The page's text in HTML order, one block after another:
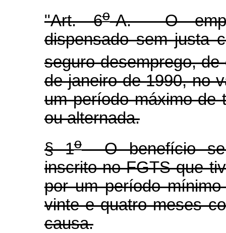
"Art. 6o-A. O
dispensado sem justa
seguro-desemprego,
de janeiro de 1990, no
um período máximo de
ou alternada.
§ 1oO benefício
inscrito no FGTS que
por um período
vinte e quatro meses
causa.